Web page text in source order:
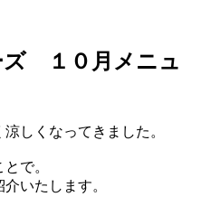
１０月メニュ
しくなってきました。
で。
いたします。